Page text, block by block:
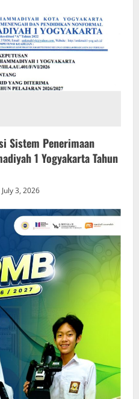
Sistem Penerimaan
1 Yogyakarta Tahun
July 3, 2026